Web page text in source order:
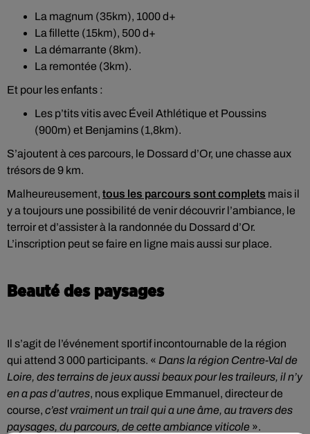
La magnum (35km), 1000 d+
La fillette (15km), 500 d+
La démarrante (8km).
La remontée (3km).
Et pour les enfants :
Les p’tits vitis avec Éveil Athlétique et Poussins
(900m) et Benjamins (1,8km).
S’ajoutent à ces parcours, le Dossard d’Or, une chasse aux
trésors de 9 km.
Malheureusement, tous les parcours sont complets mais il
y a toujours une possibilité de venir découvrir l’ambiance, le
terroir et d’assister à la randonnée du Dossard d’Or.
L’inscription peut se faire en ligne mais aussi sur place.
Beauté des paysages
Il s’agit de l’événement sportif incontournable de la région
qui attend 3 000 participants. « Dans la région Centre-Val de
Loire, des terrains de jeux aussi beaux pour les traileurs, il n’y
en a pas d’autres, nous explique Emmanuel, directeur de
course, c’est vraiment un trail qui a une âme, au travers des
paysages, du parcours, de cette ambiance viticole ».